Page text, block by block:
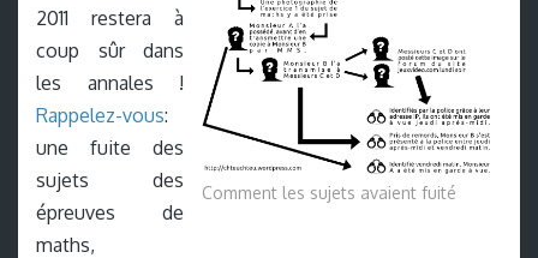
Comment les sujets avaient fuité
2011 restera à
coup sûr dans
les annales !
Rappelez-vous:
une fuite des
sujets des
épreuves de
maths,